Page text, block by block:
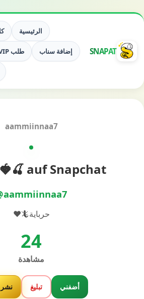
SNAPAT
الرئيسية
إضافة سناب طلب VIP
aammiinnaa7
auf Snapchat
حرباية🦎❤️
24
مشاهدة
أضفني تبليغ